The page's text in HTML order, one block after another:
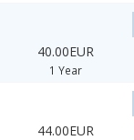
40.00EUR
1 Year
44.00EUR